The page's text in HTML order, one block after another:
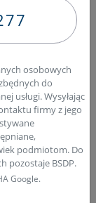
Pawlik,
lat) naprawą
Common
naprawę
grupy
naprawę
oraz
mamy także
oraz
w myjkach
jest stan
osobowych
do
usługi. Wysyłając
firmy z jego
podmiotom. Do
pozostaje BSDP.
Google.